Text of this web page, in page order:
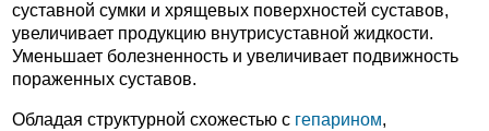
суставной сумки и хрящевых поверхностей суставов,
увеличивает продукцию внутрисуставной жидкости.
Уменьшает болезненность и увеличивает подвижность
пораженных суставов.
Обладая структурной схожестью с гепарином,